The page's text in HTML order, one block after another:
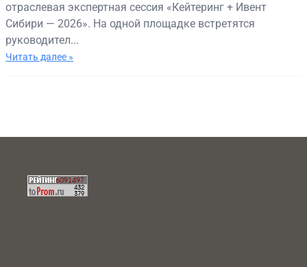
отраслевая экспертная сессия «Кейтеринг + Ивент
Сибири — 2026». На одной площадке встретятся
руководител...
Читать далее »